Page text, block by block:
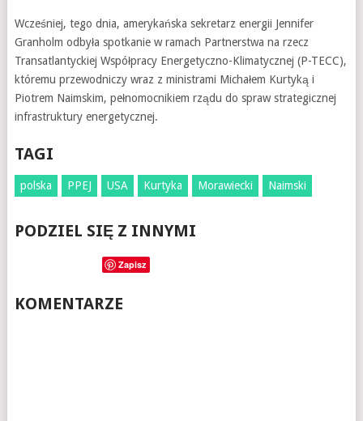
Wcześniej, tego dnia, amerykańska sekretarz energii Jennifer
Granholm odbyła spotkanie w ramach Partnerstwa na rzecz
Transatlantyckiej Współpracy Energetyczno-Klimatycznej (P-TECC),
któremu przewodniczy wraz z ministrami Michałem Kurtyką i
Piotrem Naimskim, pełnomocnikiem rządu do spraw strategicznej
infrastruktury energetycznej.
TAGI
polska PPEJ USA Kurtyka Morawiecki Naimski
PODZIEL SIĘ Z INNYMI
Zapisz
KOMENTARZE